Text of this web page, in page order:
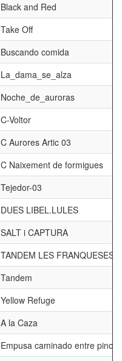
Black and Red
Take Off
Buscando comida
La_dama_se_alza
Noche_de_auroras
C-Voltor
C Aurores Artic 03
C Naixement de formigues
Tejedor-03
DUES LIBEL.LULES
SALT i CAPTURA
TANDEM LES FRANQUESES
Tandem
Yellow Refuge
A la Caza
Empusa caminado entre